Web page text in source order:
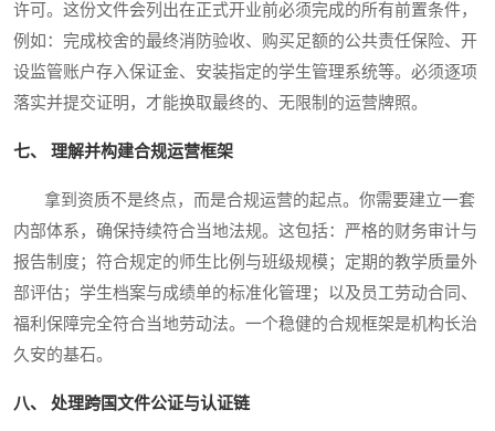
许可。这份文件会列出在正式开业前必须完成的所有前置条件，
例如：完成校舍的最终消防验收、购买足额的公共责任保险、开
设监管账户存入保证金、安装指定的学生管理系统等。必须逐项
落实并提交证明，才能换取最终的、无限制的运营牌照。
七、 理解并构建合规运营框架
拿到资质不是终点，而是合规运营的起点。你需要建立一套
内部体系，确保持续符合当地法规。这包括：严格的财务审计与
报告制度；符合规定的师生比例与班级规模；定期的教学质量外
部评估；学生档案与成绩单的标准化管理；以及员工劳动合同、
福利保障完全符合当地劳动法。一个稳健的合规框架是机构长治
久安的基石。
八、 处理跨国文件公证与认证链